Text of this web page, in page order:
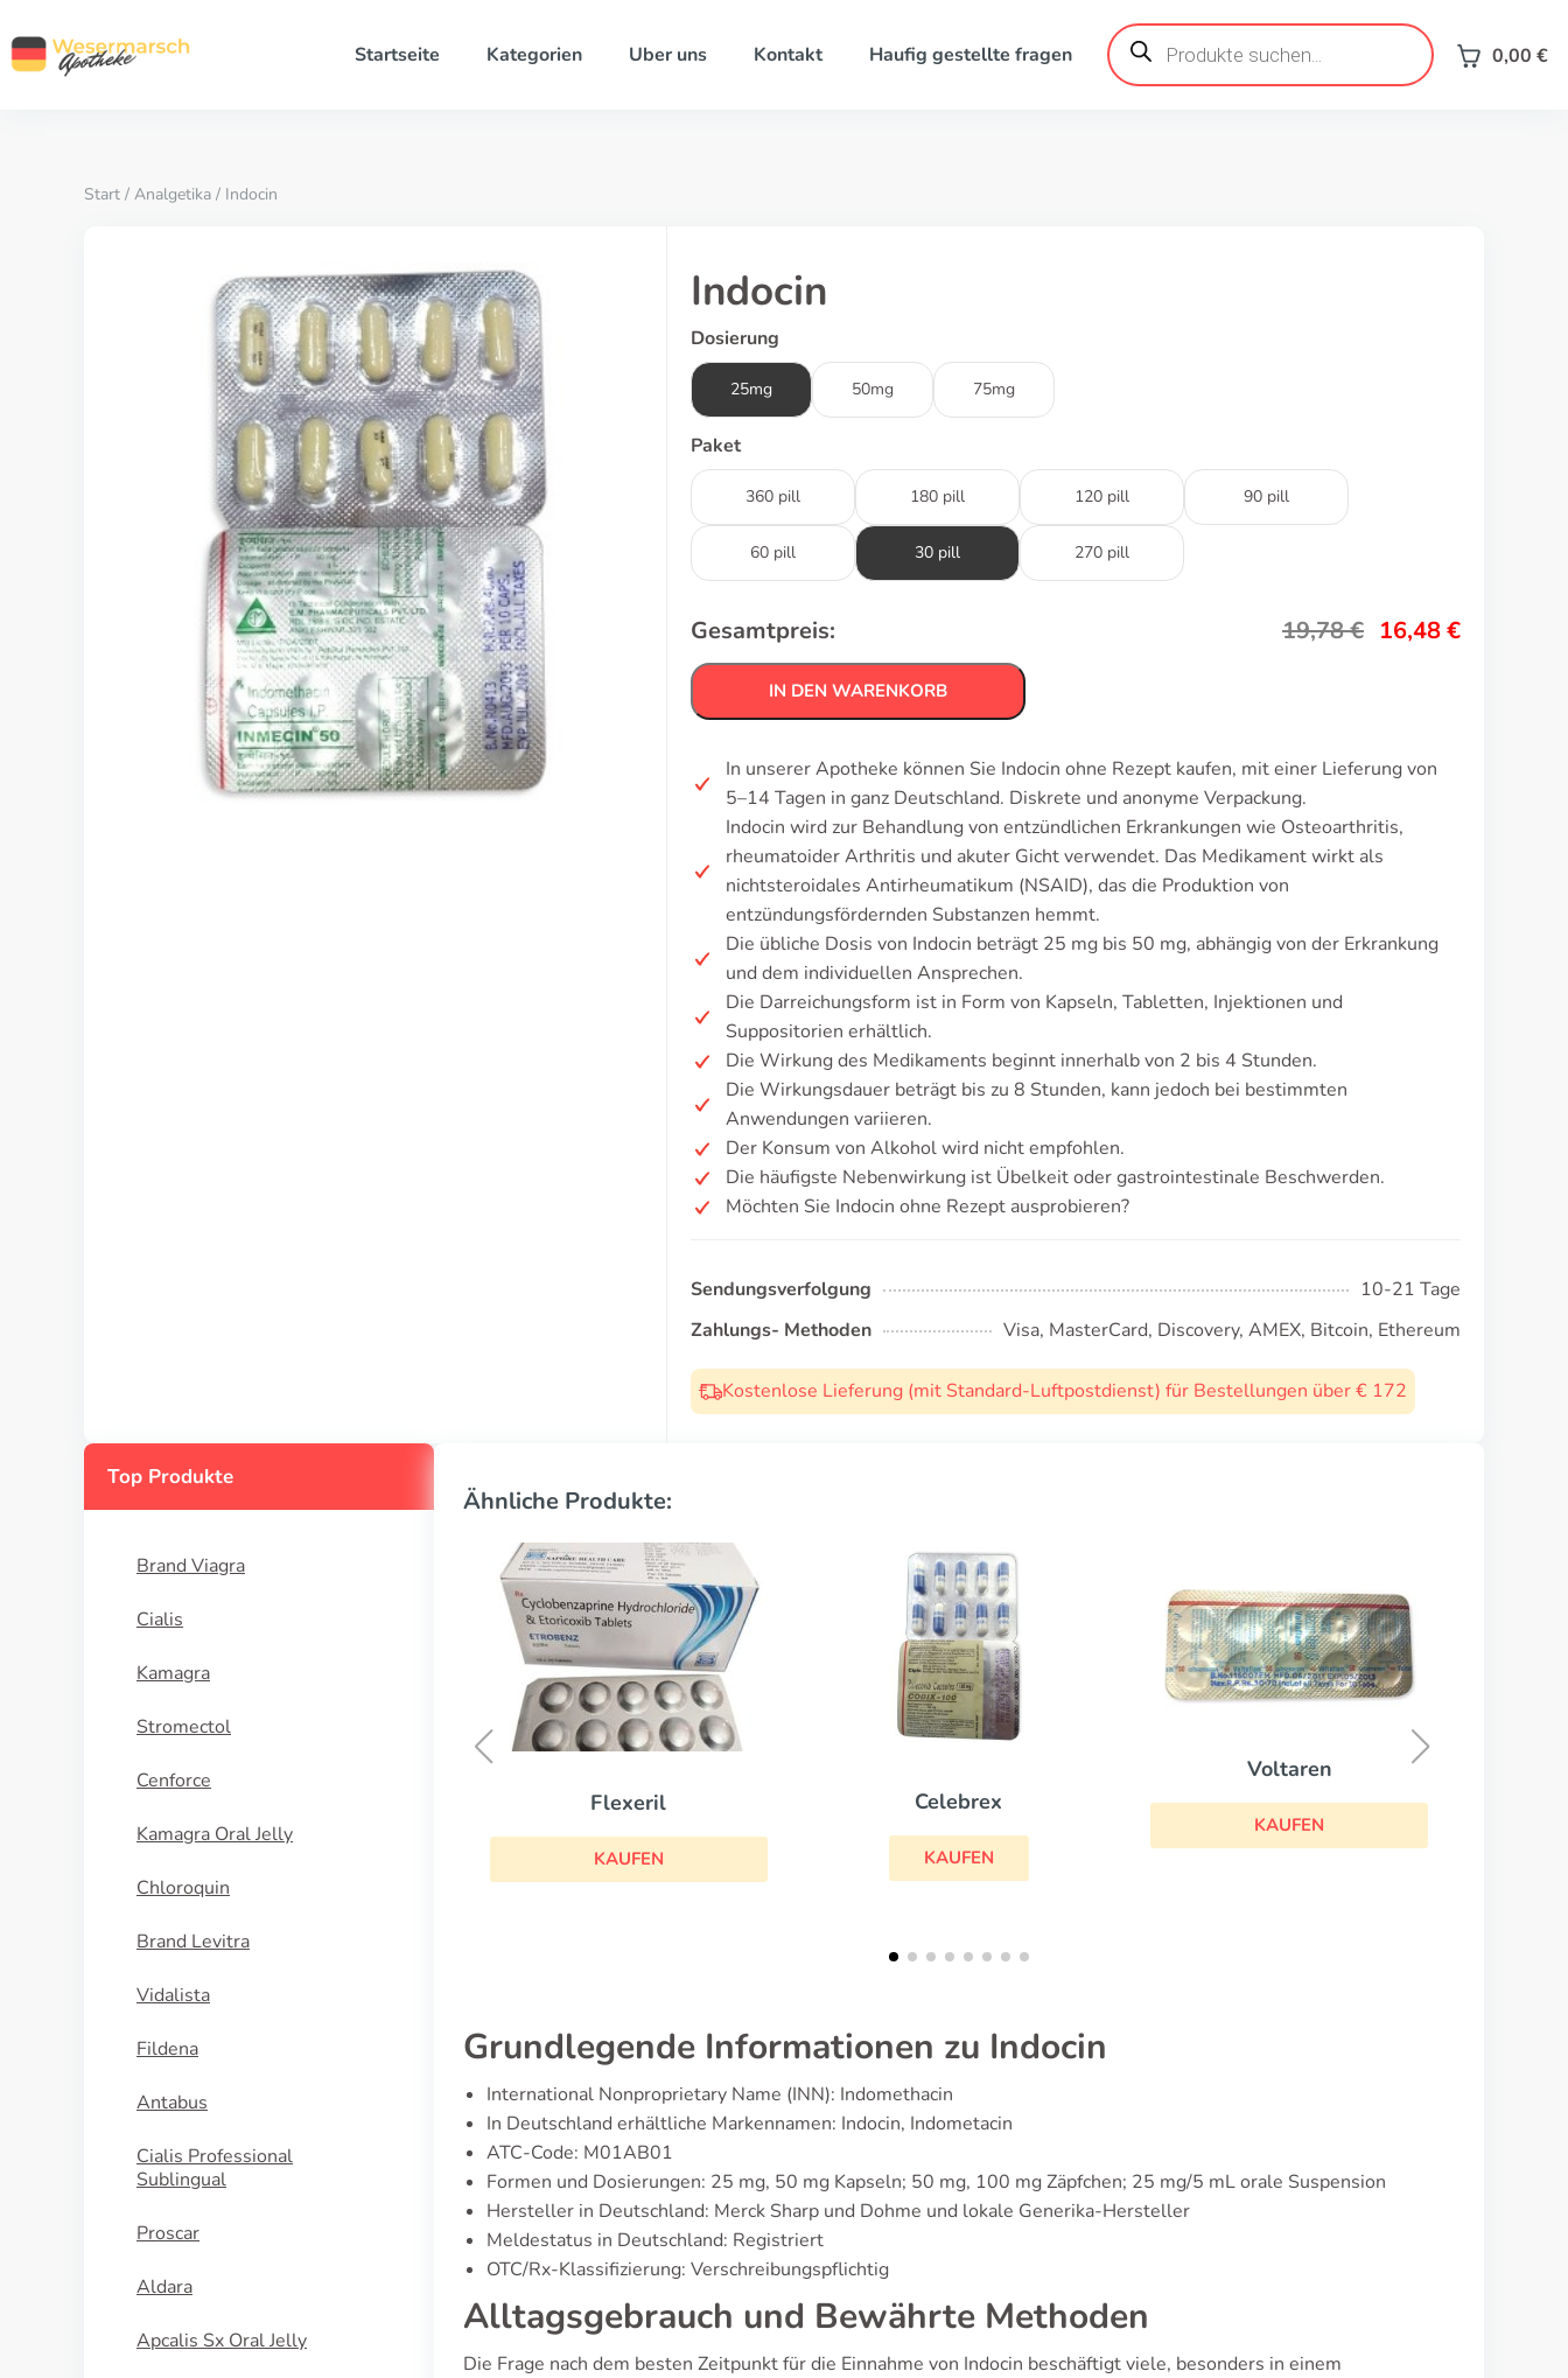
Startseite Kategorien Uber uns Kontakt Haufig gestellte fragen
Products
search 0,00 €
Start / Analgetika / Indocin
Indocin
Dosierung
25mg 50mg 75mg
Paket
360 pill 180 pill 120 pill 90 pill
60 pill 30 pill 270 pill
Gesamtpreis: 19,78€ 16,48€
IN DEN WARENKORB
In unserer Apotheke können Sie Indocin ohne Rezept kaufen, mit einer Lieferung von
5–14 Tagen in ganz Deutschland. Diskrete und anonyme Verpackung.
Indocin wird zur Behandlung von entzündlichen Erkrankungen wie Osteoarthritis,
rheumatoider Arthritis und akuter Gicht verwendet. Das Medikament wirkt als
nichtsteroidales Antirheumatikum (NSAID), das die Produktion von
entzündungsfördernden Substanzen hemmt.
Die übliche Dosis von Indocin beträgt 25 mg bis 50 mg, abhängig von der Erkrankung
und dem individuellen Ansprechen.
Die Darreichungsform ist in Form von Kapseln, Tabletten, Injektionen und
Suppositorien erhältlich.
Die Wirkung des Medikaments beginnt innerhalb von 2 bis 4 Stunden.
Die Wirkungsdauer beträgt bis zu 8 Stunden, kann jedoch bei bestimmten
Anwendungen variieren.
Der Konsum von Alkohol wird nicht empfohlen.
Die häufigste Nebenwirkung ist Übelkeit oder gastrointestinale Beschwerden.
Möchten Sie Indocin ohne Rezept ausprobieren?
Sendungsverfolgung
10-21 Tage
Zahlungs- Methoden
Visa, MasterCard, Discovery, AMEX, Bitcoin, Ethereum
Kostenlose Lieferung (mit Standard-Luftpostdienst) für Bestellungen über € 172
Top Produkte
Brand Viagra
Cialis
Kamagra
Stromectol
Cenforce
Kamagra Oral Jelly
Chloroquin
Brand Levitra
Vidalista
Fildena
Antabus
Cialis Professional
Sublingual
Proscar
Aldara
Apcalis Sx Oral Jelly
Ähnliche Produkte:
Celebrex
KAUFEN
Colchicin
Grundlegende Informationen zu Indocin
International Nonproprietary Name (INN): Indomethacin
In Deutschland erhältliche Markennamen: Indocin, Indometacin
ATC-Code: M01AB01
Formen und Dosierungen: 25 mg, 50 mg Kapseln; 50 mg, 100 mg Zäpfchen; 25 mg/5 mL orale Suspension
Hersteller in Deutschland: Merck Sharp und Dohme und lokale Generika-Hersteller
Meldestatus in Deutschland: Registriert
OTC/Rx-Klassifizierung: Verschreibungspflichtig
Alltagsgebrauch und Bewährte Methoden
Die Frage nach dem besten Zeitpunkt für die Einnahme von Indocin beschäftigt viele, besonders in einem